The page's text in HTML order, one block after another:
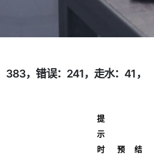
，错误：241，走水：41，
提
示
时
预
结